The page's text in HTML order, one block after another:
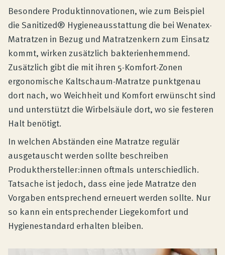
Besondere Produktinnovationen, wie zum Beispiel
die Sanitized® Hygieneausstattung die bei Wenatex-
Matratzen in Bezug und Matratzenkern zum Einsatz
kommt, wirken zusätzlich bakterienhemmend.
Zusätzlich gibt die mit ihren 5-Komfort-Zonen
ergonomische Kaltschaum-Matratze punktgenau
dort nach, wo Weichheit und Komfort erwünscht sind
und unterstützt die Wirbelsäule dort, wo sie festeren
Halt benötigt.
In welchen Abständen eine Matratze regulär
ausgetauscht werden sollte beschreiben
Produkthersteller:innen oftmals unterschiedlich.
Tatsache ist jedoch, dass eine jede Matratze den
Vorgaben entsprechend erneuert werden sollte. Nur
so kann ein entsprechender Liegekomfort und
Hygienestandard erhalten bleiben.